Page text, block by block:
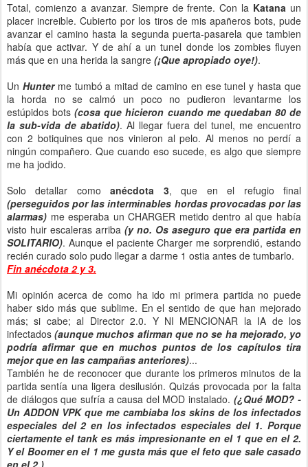
Total, comienzo a avanzar. Siempre de frente. Con la Katana un
placer increible. Cubierto por los tiros de mis apañeros bots, pude
avanzar el camino hasta la segunda puerta-pasarela que tambien
había que activar. Y de ahí a un tunel donde los zombies fluyen
más que en una herida la sangre (¡Que apropiado oye!).
Un Hunterme tumbó a mitad de camino en ese tunel y hasta que
la horda no se calmó un poco no pudieron levantarme los
estúpidos bots(cosa que hicieron cuando me quedaban 80 de
la sub-vida de abatido). Al llegar fuera del tunel, me encuentro
con 2 botiquines que nos vinieron al pelo. Al menos no perdí a
ningún compañero. Que cuando eso sucede, es algo que siempre
me ha jodido.
Solo detallar comoanécdota 3, que en el refugio final
(perseguidos por las interminables hordas provocadas por las
alarmas) me esperaba un CHARGER metido dentro al que había
visto huir escaleras arriba (y no. Os aseguro que era partida en
SOLITARIO). Aunque el paciente Charger me sorprendió, estando
recién curado solo pudo llegar a darme 1 ostia antes de tumbarlo.
Fin anécdota 2 y 3.
Mi opinión acerca de como ha ido mi primera partida no puede
haber sido más que sublime. En el sentido de que han mejorado
más; si cabe; al Director 2.0. Y NI MENCIONAR la IA de los
infectados(aunque muchos afirman que no se ha mejorado, yo
podría afirmar que en muchos puntos de los capítulos tira
mejor que en las campañas anteriores)...
También he de reconocer que durante los primeros minutos de la
partida sentía una ligera desilusión. Quizás provocada por la falta
de diálogos que sufría a causa del MOD instalado. (¿Qué MOD? -
Un ADDON VPK que me cambiaba los skins de los infectados
especiales del 2 en los infectados especiales del 1. Porque
ciertamente el tank es más impresionante en el 1 que en el 2.
Y el Boomer en el 1 me gusta más que el feto que sale casado
en el 2.)